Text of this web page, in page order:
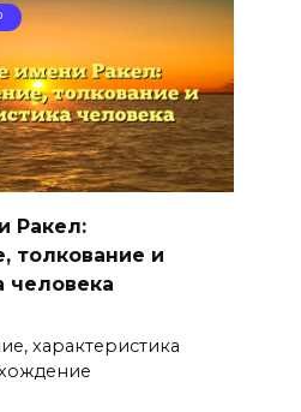
Ракел:
толкование и
человека
характеристика